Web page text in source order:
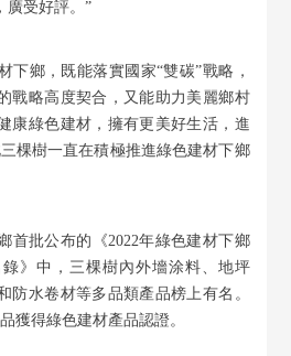
廣受好評。”
下鄉，既能落實國家“雙碳”戰略，
戰略高度契合，又能助力美麗鄉村
康綠色建材，擁有更美好生活，進
棵樹一直在積極推進綠色建材下鄉
首批公布的《2022年綠色建材下鄉
》中，三棵樹內外墻涂料、地坪
防水卷材等多品類產品榜上有名。
獲得綠色建材產品認證。